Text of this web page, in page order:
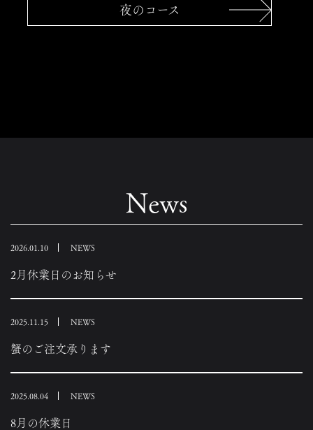
おしながき
夜のコース
News
2026.01.10 NEWS
2月休業日のお知らせ
2025.11.15 NEWS
蟹のご注文承ります
2025.08.04 NEWS
8月の休業日